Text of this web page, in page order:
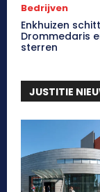
Bedrijven
Enkhuizen
Drommedaris
sterren
JUSTITIE